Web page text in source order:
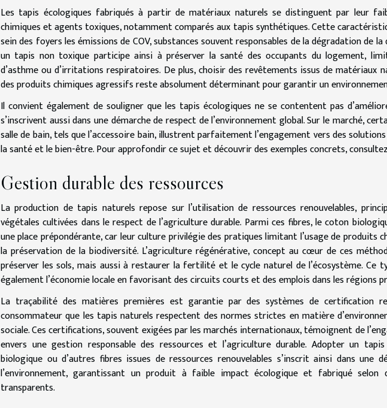
Les tapis écologiques fabriqués à partir de matériaux naturels se distinguent par leur
chimiques et agents toxiques, notamment comparés aux tapis synthétiques. Cette
sein des foyers les émissions de COV, substances souvent responsables de la dégradation de
un tapis non toxique participe ainsi à préserver la santé des occupants du logement,
d’asthme ou d’irritations respiratoires. De plus, choisir des revêtements issus de
des produits chimiques agressifs reste absolument déterminant pour garantir un
Il convient également de souligner que les tapis écologiques ne se contentent pas
s’inscrivent aussi dans une démarche de respect de l’environnement global. Sur le marché,
salle de bain, tels que l’accessoire bain, illustrent parfaitement l’engagement vers des
la santé et le bien-être. Pour approfondir ce sujet et découvrir des exemples concrets,
Gestion durable des ressources
La production de tapis naturels repose sur l’utilisation de ressources renouvelables,
végétales cultivées dans le respect de l’agriculture durable. Parmi ces fibres, le coton
une place prépondérante, car leur culture privilégie des pratiques limitant l’usage de produits
la préservation de la biodiversité. L’agriculture régénérative, concept au cœur de ces
préserver les sols, mais aussi à restaurer la fertilité et le cycle naturel de l’écosystème. Ce
également l’économie locale en favorisant des circuits courts et des emplois dans les régions
La traçabilité des matières premières est garantie par des systèmes de certification
consommateur que les tapis naturels respectent des normes strictes en matière
sociale. Ces certifications, souvent exigées par les marchés internationaux, témoignent de
envers une gestion responsable des ressources et l’agriculture durable. Adopter un
biologique ou d’autres fibres issues de ressources renouvelables s’inscrit ainsi dans une
l’environnement, garantissant un produit à faible impact écologique et fabriqué
transparents.